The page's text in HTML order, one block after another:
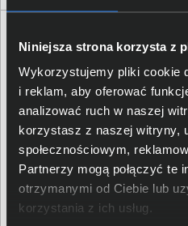
Niniejsza strona korzysta z
Wykorzystujemy pliki cookie
i reklam, aby oferować
analizować ruch w naszej
korzystasz z naszej witryny,
społecznościowym,
Partnerzy mogą połączyć te
otrzymanymi od Ciebie lub
korzystania z ich usług.